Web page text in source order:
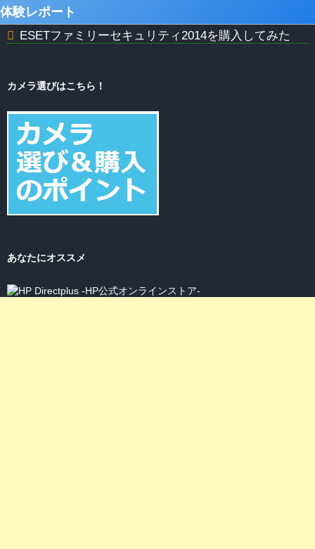
体験レポート
ESETファミリーセキュリティ2014を購入してみた
カメラ選びはこちら！
あなたにオススメ